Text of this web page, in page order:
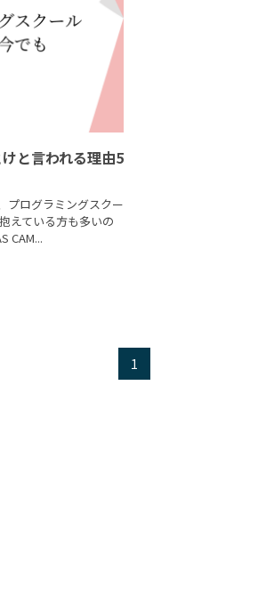
と言われる理由5
プログラミングスクー
えている方も多いの
CAM...
1